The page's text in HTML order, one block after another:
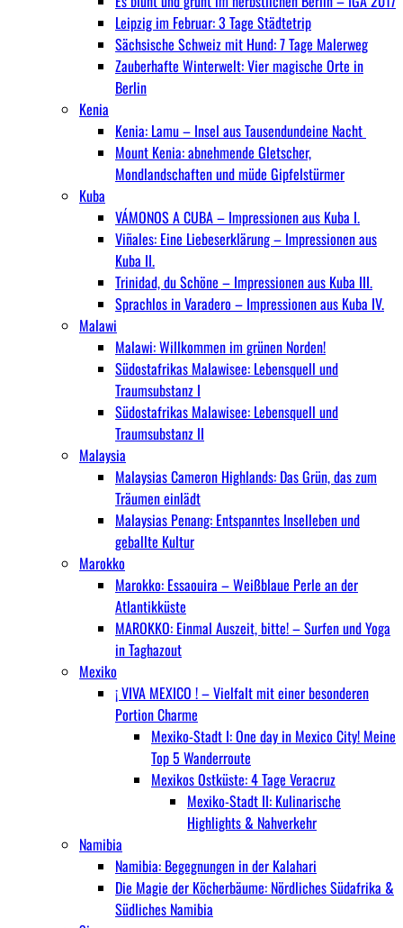
Leipzig im Februar: 3 Tage Städtetrip
Sächsische Schweiz mit Hund: 7 Tage Malerweg
Zauberhafte Winterwelt: Vier magische Orte in
Berlin
Kenia
Kenia: Lamu – Insel aus Tausendundeine Nacht
Mount Kenia: abnehmende Gletscher,
Mondlandschaften und müde Gipfelstürmer
Kuba
VÁMONOS A CUBA – Impressionen aus Kuba I.
Viñales: Eine Liebeserklärung – Impressionen aus
Kuba II.
Trinidad, du Schöne – Impressionen aus Kuba III.
Sprachlos in Varadero – Impressionen aus Kuba IV.
Malawi
Malawi: Willkommen im grünen Norden!
Südostafrikas Malawisee: Lebensquell und
Traumsubstanz I
Südostafrikas Malawisee: Lebensquell und
Traumsubstanz II
Malaysia
Malaysias Cameron Highlands: Das Grün, das zum
Träumen einlädt
Malaysias Penang: Entspanntes Inselleben und
geballte Kultur
Marokko
Marokko: Essaouira – Weißblaue Perle an der
Atlantikküste
MAROKKO: Einmal Auszeit, bitte! – Surfen und Yoga
in Taghazout
Mexiko
¡ VIVA MEXICO ! – Vielfalt mit einer besonderen
Portion Charme
Mexiko-Stadt I: One day in Mexico City! Meine
Top 5 Wanderroute
Mexikos Ostküste: 4 Tage Veracruz
Mexiko-Stadt II: Kulinarische
Highlights & Nahverkehr
Namibia
Namibia: Begegnungen in der Kalahari
Die Magie der Köcherbäume: Nördliches Südafrika &
Südliches Namibia